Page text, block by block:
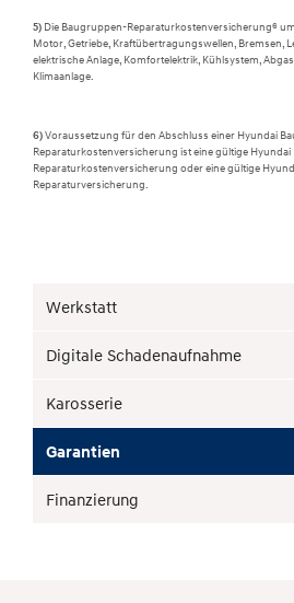
5) Die Baugruppen-Reparaturkostenversicherung6
Motor, Getriebe, Kraftübertragungswellen, Bremsen,
elektrische Anlage, Komfortelektrik, Kühlsystem,
Klimaanlage.
6)Voraussetzung für den Abschluss einer Hyundai
Reparaturkostenversicherung ist eine gültige
Reparaturkostenversicherung oder eine gültige
Reparaturversicherung.
Werkstatt
Digitale Schadenaufnahme
Karosserie
Garantien
Finanzierung